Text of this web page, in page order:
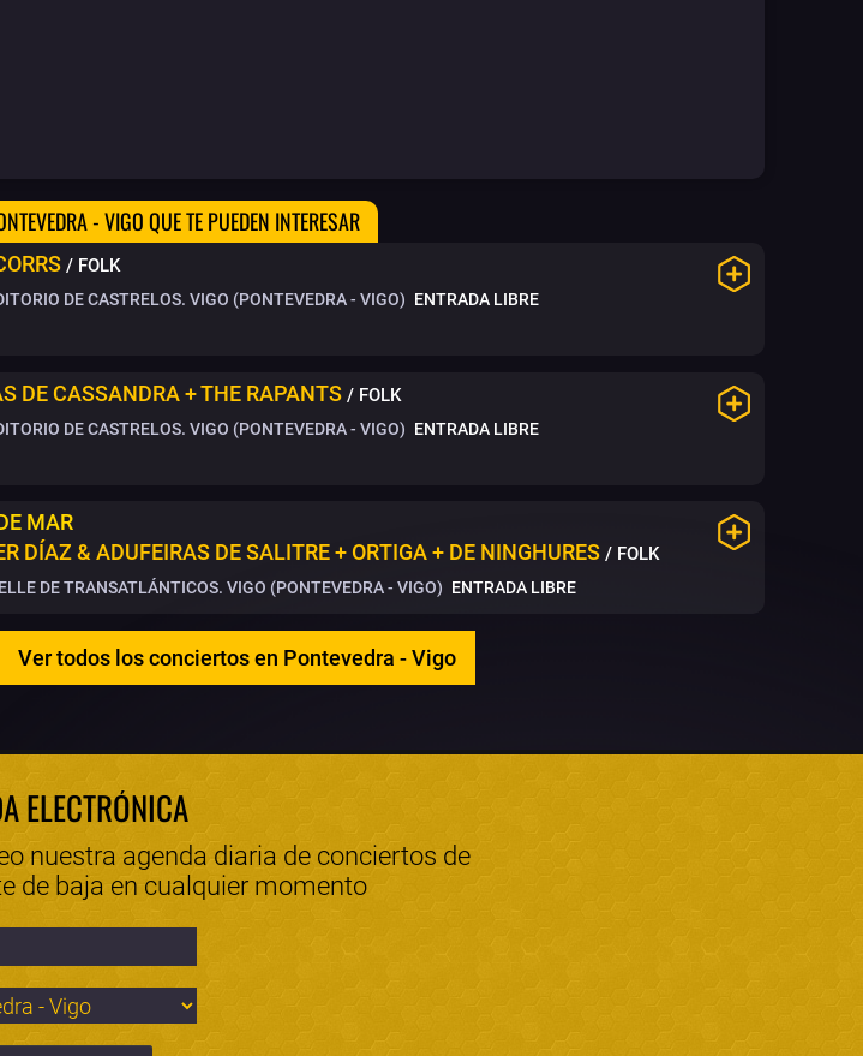
- VIGO QUE TE PUEDEN INTERESAR
/ FOLK
DE CASTRELOS. VIGO (PONTEVEDRA - VIGO) ENTRADA LIBRE
DE CASSANDRA + THE RAPANTS / FOLK
DE CASTRELOS. VIGO (PONTEVEDRA - VIGO) ENTRADA LIBRE
MAR
DÍAZ & ADUFEIRAS DE SALITRE + ORTIGA + DE NINGHURES / FOLK
DE TRANSATLÁNTICOS. VIGO (PONTEVEDRA - VIGO) ENTRADA LIBRE
Ver todos los conciertos en Pontevedra - Vigo
ELECTRÓNICA
nuestra agenda diaria de conciertos de
de baja en cualquier momento